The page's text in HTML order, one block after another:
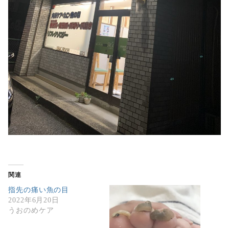
関連
指先の痛い魚の目
2022年6月20日
うおのめケア